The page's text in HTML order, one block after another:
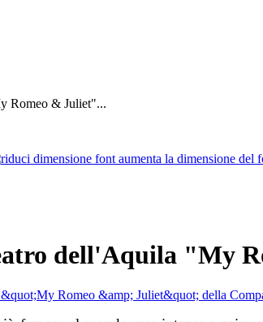
Romeo & Juliet"...
aumenta la dimensione del
dell'Aquila "My